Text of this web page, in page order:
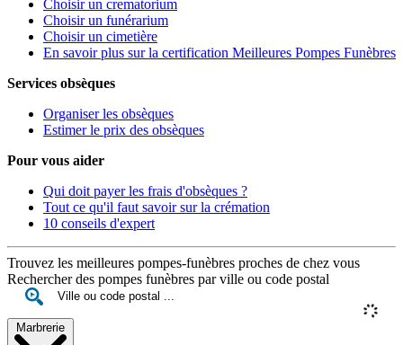
Choisir un crematorium
Choisir un funérarium
Choisir un cimetière
En savoir plus sur la certification Meilleures Pompes Funèbres
Services obsèques
Organiser les obsèques
Estimer le prix des obsèques
Pour vous aider
Qui doit payer les frais d'obsèques ?
Tout ce qu'il faut savoir sur la crémation
10 conseils d'expert
Trouvez les meilleures pompes-funèbres proches de chez vous
Rechercher des pompes funèbres par ville ou code postal
Marbrerie